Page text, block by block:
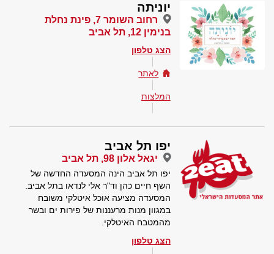
יוניתה
רחוב השומר 7, פינת נחלת
בנימין 12, תל אביב
הצג טלפון
לאתר
המלצות
יפו תל אביב
יגאל אלון 98, תל אביב
יפו תל אביב הינה המסעדה החדשה של
השף חיים כהן וד"ר אלי לנדאו בתל אביב.
המסעדה מציעה אוכל איטלקי משובח
במגוון מנות מרעננות של פירות ים ובשר
מהמטבח האיטלקי.
הצג טלפון